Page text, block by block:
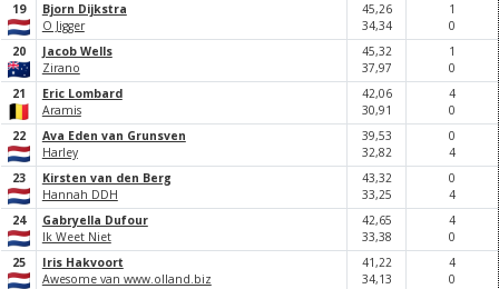
19
Bjorn Dijkstra
O Jigger
45,26
34,34
1
0
20
Jacob Wells
Zirano
45,32
37,97
1
0
21
Eric Lombard
Aramis
42,06
30,91
4
0
22
Ava Eden van Grunsven
Harley
39,53
32,82
0
4
23
Kirsten van den Berg
Hannah DDH
43,32
33,25
0
4
24
Gabryella Dufour
Ik Weet Niet
42,65
33,38
4
0
25
Iris Hakvoort
Awesome van www.olland.biz
41,22
34,13
4
0